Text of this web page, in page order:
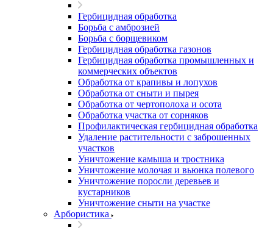
Гербицидная обработка
Борьба с амброзией
Борьба с борщевиком
Гербицидная обработка газонов
Гербицидная обработка промышленных и
коммерческих объектов
Обработка от крапивы и лопухов
Обработка от сныти и пырея
Обработка от чертополоха и осота
Обработка участка от сорняков
Профилактическая гербицидная обработка
Удаление растительности с заброшенных
участков
Уничтожение камыша и тростника
Уничтожение молочая и вьюнка полевого
Уничтожение поросли деревьев и
кустарников
Уничтожение сныти на участке
Арбористика